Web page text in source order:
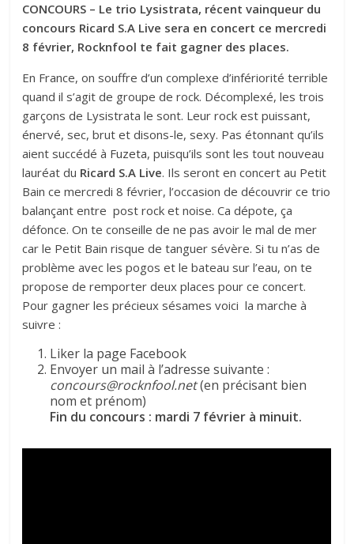
CONCOURS – Le trio Lysistrata, récent vainqueur du
concours Ricard S.A Live sera en concert ce mercredi
8 février, Rocknfool te fait gagner des places.
En France, on souffre d’un complexe d’infériorité terrible
quand il s’agit de groupe de rock. Décomplexé, les trois
garçons de Lysistrata le sont. Leur rock est puissant,
énervé, sec, brut et disons-le, sexy. Pas étonnant qu’ils
aient succédé à Fuzeta, puisqu’ils sont les tout nouveau
lauréat du Ricard S.A Live. Ils seront en concert au Petit
Bain ce mercredi 8 février, l’occasion de découvrir ce trio
balançant entre post rock et noise. Ca dépote, ça
défonce. On te conseille de ne pas avoir le mal de mer
car le Petit Bain risque de tanguer sévère. Si tu n’as de
problème avec les pogos et le bateau sur l’eau, on te
propose de remporter deux places pour ce concert.
Pour gagner les précieux sésames voici la marche à
suivre :
Liker la page Facebook
Envoyer un mail à l’adresse suivante :
concours@rocknfool.net(en précisant bien
nom et prénom)
Fin du concours : mardi 7 février à minuit.